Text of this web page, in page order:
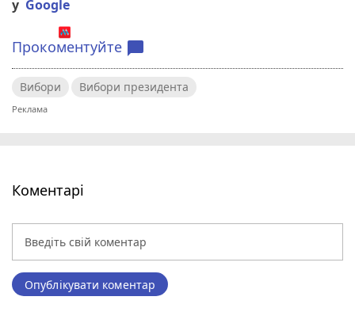
у Google
Прокоментуйте chat_bubble
Вибори Вибори президента
Коментарі
Опублікувати коментар